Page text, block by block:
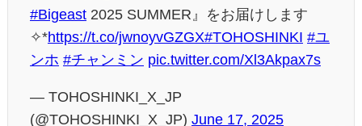
#Bigeast 2025 SUMMER』をお届けします
✧*https://t.co/jwnoyvGZGX#TOHOSHINKI #ユ
ンホ #チャンミン pic.twitter.com/Xl3Akpax7s
— TOHOSHINKI_X_JP
(@TOHOSHINKI_X_JP) June 17, 2025